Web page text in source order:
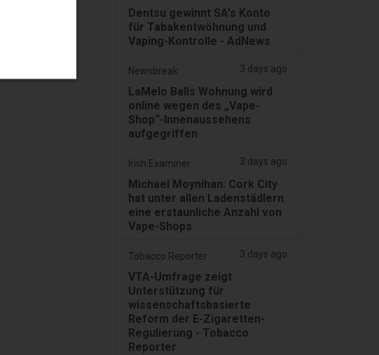
Dentsu gewinnt SA's Konto
für Tabakentwöhnung und
Vaping-Kontrolle - AdNews
Newsbreak 3 days ago
LaMelo Balls Wohnung wird
online wegen des „Vape-
Shop“-Innenaussehens
aufgegriffen
Irish Examiner 3 days ago
Michael Moynihan: Cork City
hat unter allen Ladenstädlern
eine erstaunliche Anzahl von
Vape-Shops
Tobacco Reporter 3 days ago
VTA-Umfrage zeigt
Unterstützung für
wissenschaftsbasierte
Reform der E-Zigaretten-
Regulierung - Tobacco
Reporter